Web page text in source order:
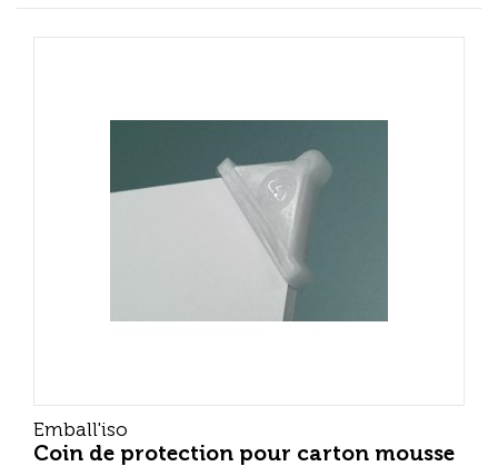
Emball'iso
Coin de protection pour carton mousse